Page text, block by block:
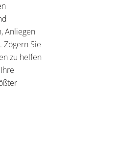
Anliegen
Sie
zu helfen